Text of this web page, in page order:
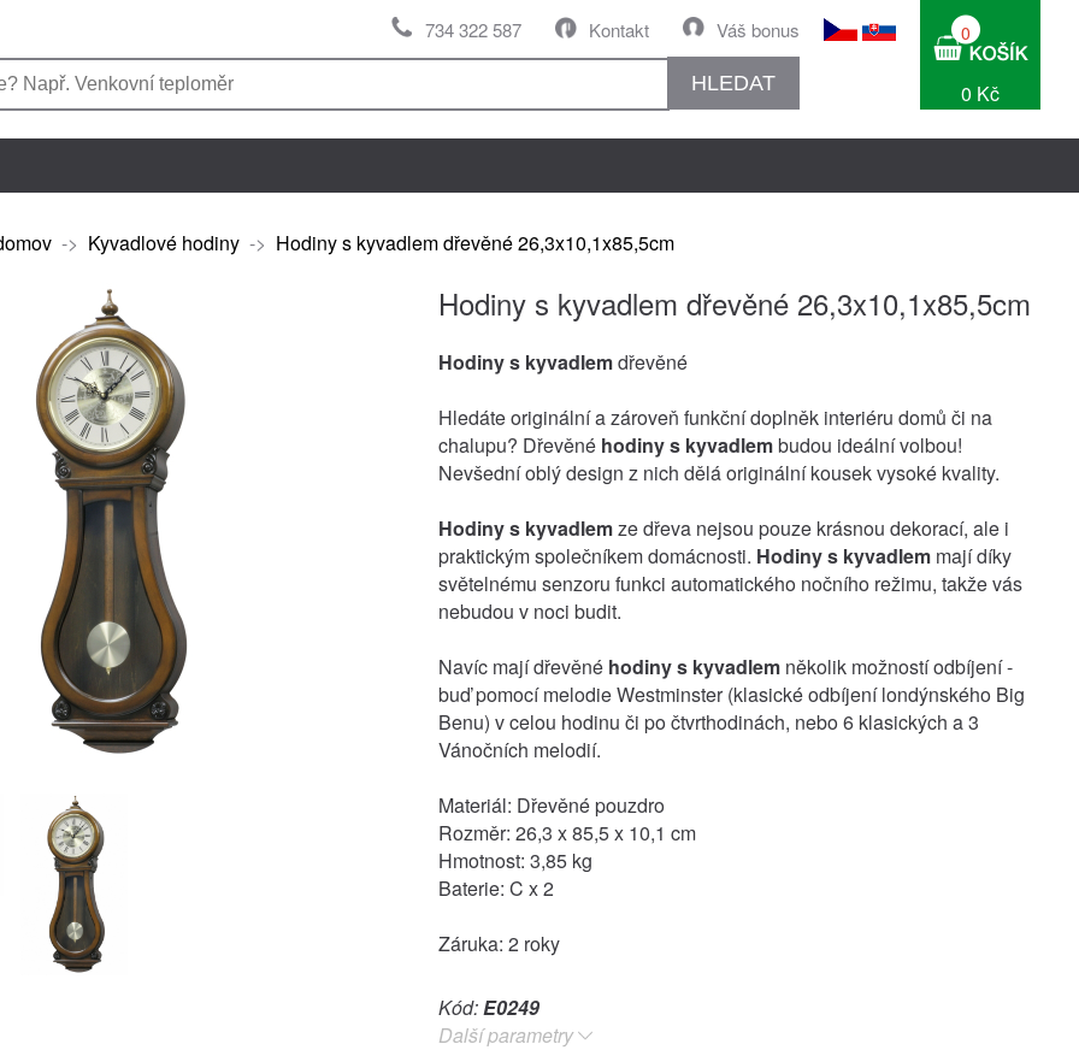
Váš bonus
Kontakt
734 322 587
HLEDAT
0
0 Kč
-> Kyvadlové hodiny -> Hodiny s kyvadlem dřevěné 26,3x10,1x85,5cm
Hodiny s kyvadlem dřevěné 26,3x10,1x85,5cm
Hodiny s kyvadlemdřevěné
Hledáte originální a zároveň funkční doplněk interiéru domů či na
chalupu? Dřevěné hodiny s kyvadlembudou ideální volbou!
Nevšední oblý design z nich dělá originální kousek vysoké kvality.
Hodiny s kyvadlemze dřeva nejsou pouze krásnou dekorací, ale i
praktickým společníkem domácnosti. Hodiny s kyvadlem mají díky
světelnému senzoru funkci automatického nočního režimu, takže vás
nebudou v noci budit.
Navíc mají dřevěné hodiny s kyvadlem několik možností odbíjení -
buď pomocí melodie Westminster (klasické odbíjení londýnského Big
Benu) v celou hodinu či po čtvrthodinách, nebo 6 klasických a 3
Vánočních melodií.
Materiál: Dřevěné pouzdro
Rozměr: 26,3 x 85,5 x 10,1 cm
Hmotnost: 3,85 kg
Baterie: C x 2
Záruka: 2 roky
Kód:E0249
Další parametry